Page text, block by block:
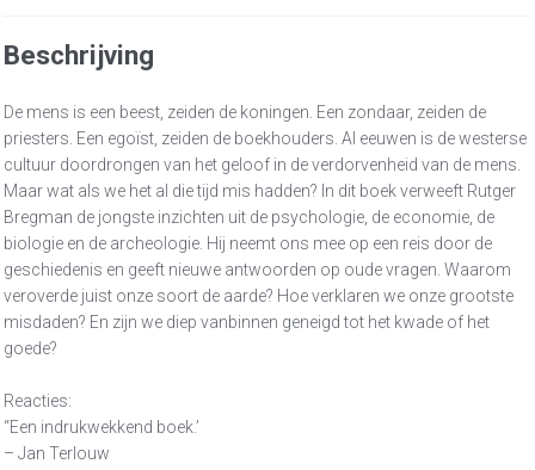
Beschrijving
De mens is een beest, zeiden de koningen. Een zondaar, zeiden de
priesters. Een egoïst, zeiden de boekhouders. Al eeuwen is de westerse
cultuur doordrongen van het geloof in de verdorvenheid van de mens.
Maar wat als we het al die tijd mis hadden? In dit boek verweeft Rutger
Bregman de jongste inzichten uit de psychologie, de economie, de
biologie en de archeologie. Hij neemt ons mee op een reis door de
geschiedenis en geeft nieuwe antwoorden op oude vragen. Waarom
veroverde juist onze soort de aarde? Hoe verklaren we onze grootste
misdaden? En zijn we diep vanbinnen geneigd tot het kwade of het
goede?
Reacties:
“Een indrukwekkend boek.’
– Jan Terlouw